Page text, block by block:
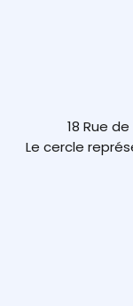
18 Rue
Le cercle